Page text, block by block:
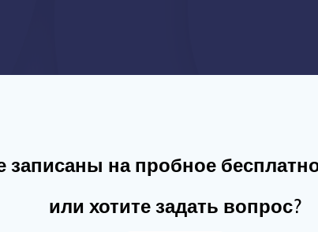
записаны на пробное
или хотите задать вопрос?